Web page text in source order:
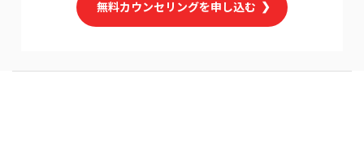
無料カウンセリングを申し込む